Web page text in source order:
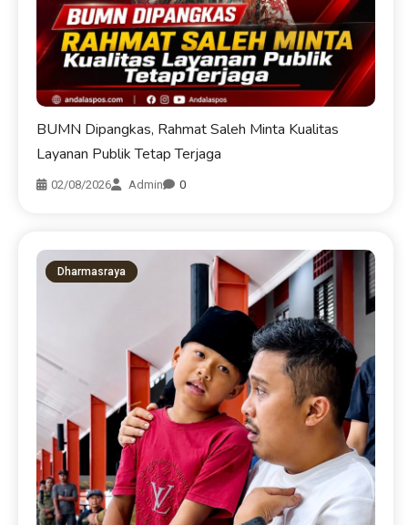
BUMN Dipangkas, Rahmat Saleh Minta Kualitas
Layanan Publik Tetap Terjaga
02/08/2026 Admin 0
Dharmasraya